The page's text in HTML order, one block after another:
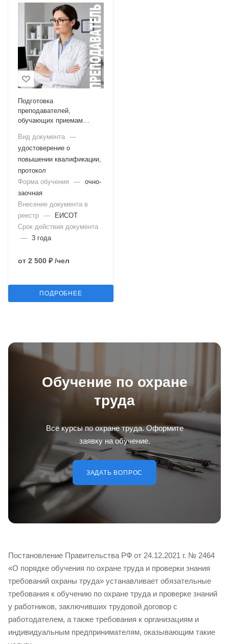
Подготовка
преподавателей,
обучающих приемам
Вид документа —
удостоверение о
повышении квалификации,
протокол
Форма обучения
— очно-
заочная
Внесение документа в
реестр —
ЕИСОТ
Срок действия документа
— 3 года
от 2 500 ₽ /чел
ПОДРОБНЕЕ
Обучение по охране
труда
Все курсы по охране труда. Оформите
заявку на обучение.
ЗАДАТЬ ВОПРОС
Постановление Правительства РФ от 24.12.2021 г. № 2464
«О порядке обучения по охране труда и проверки знания
требований охраны труда» устанавливает обязательные
требования к обучению по охране труда и проверке знаний
у работников, заключивших трудовой договор с
работодателем, а также требования к организациям и
индивидуальным предпринимателям, оказывающим такие